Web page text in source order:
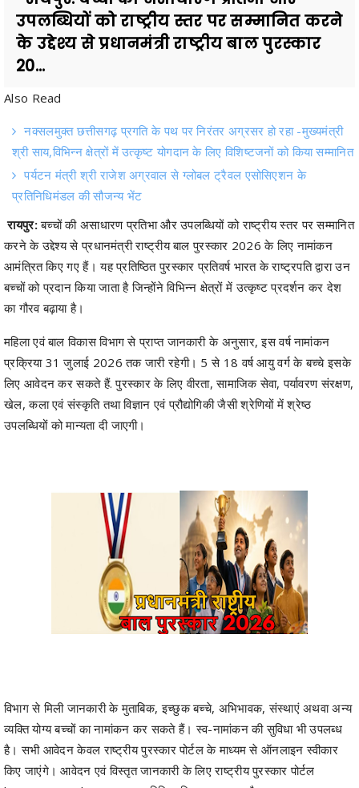
20...
Also Read
श्री साय,विभिन्न क्षेत्रों में उत्कृष्ट योगदान के लिए विशिष्टजनों को किया सम्मानित
पर्यटन मंत्री श्री राजेश अग्रवाल से ग्लोबल ट्रैवल एसोसिएशन के
प्रतिनिधिमंडल की सौजन्य भेंट
रायपुर:बच्चों की असाधारण प्रतिभा और उपलब्धियों को राष्ट्रीय स्तर पर सम्मानित
करने के उद्देश्य से प्रधानमंत्री राष्ट्रीय बाल पुरस्कार 2026 के लिए नामांकन
आमंत्रित किए गए हैं। यह प्रतिष्ठित पुरस्कार प्रतिवर्ष भारत के राष्ट्रपति द्वारा उन
बच्चों को प्रदान किया जाता है जिन्होंने विभिन्न क्षेत्रों में उत्कृष्ट प्रदर्शन कर देश
का गौरव बढ़ाया है।
महिला एवं बाल विकास विभाग से प्राप्त जानकारी के अनुसार, इस वर्ष नामांकन
प्रक्रिया 31 जुलाई 2026 तक जारी रहेगी। 5 से 18 वर्ष आयु वर्ग के बच्चे इसके
लिए आवेदन कर सकते हैं. पुरस्कार के लिए वीरता, सामाजिक सेवा, पर्यावरण संरक्षण,
खेल, कला एवं संस्कृति तथा विज्ञान एवं प्रौद्योगिकी जैसी श्रेणियों में श्रेष्ठ
उपलब्धियों को मान्यता दी जाएगी।
है। सभी आवेदन केवल राष्ट्रीय पुरस्कार पोर्टल के माध्यम से ऑनलाइन स्वीकार
किए जाएंगे। आवेदन एवं विस्तृत जानकारी के लिए राष्ट्रीय पुरस्कार पोर्टल
https://awards.gov.in/पर विजिट किया जा सकता है।
राज्य शासन ने प्रदेश के प्रतिभाशाली बच्चों से अधिक से अधिक संख्या में आवेदन